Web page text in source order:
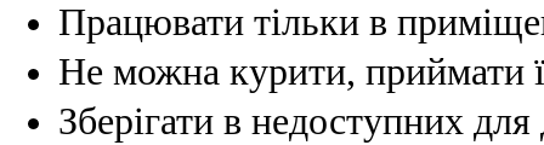
Працювати тільки в
Не можна курити, приймати
Зберігати в недоступних для